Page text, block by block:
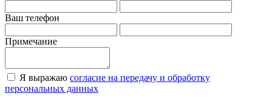
Ваш телефон
Примечание
Я выражаю согласие на передачу и обработку
персональных данных